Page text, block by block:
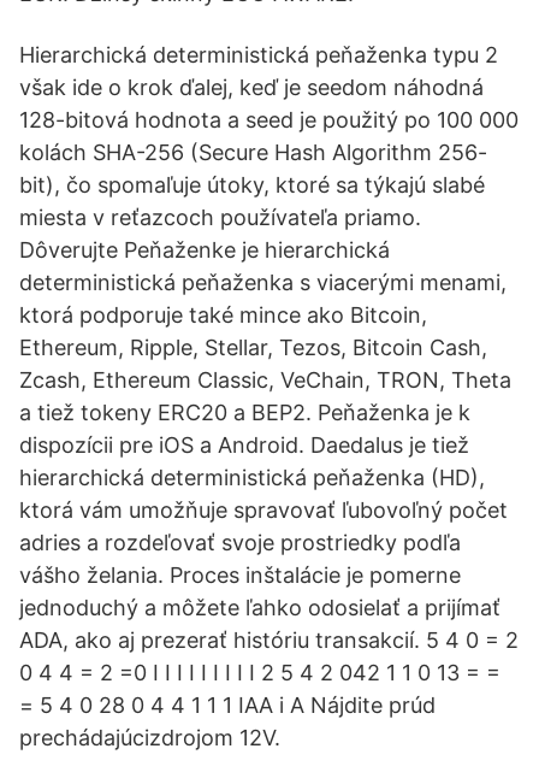
Hierarchická deterministická peňaženka typu 2
však ide o krok ďalej, keď je seedom náhodná
128-bitová hodnota a seed je použitý po 100 000
kolách SHA-256 (Secure Hash Algorithm 256-
bit), čo spomaľuje útoky, ktoré sa týkajú slabé
miesta v reťazcoch používateľa priamo.
Dôverujte Peňaženke je hierarchická
deterministická peňaženka s viacerými menami,
ktorá podporuje také mince ako Bitcoin,
Ethereum, Ripple, Stellar, Tezos, Bitcoin Cash,
Zcash, Ethereum Classic, VeChain, TRON, Theta
a tiež tokeny ERC20 a BEP2. Peňaženka je k
dispozícii pre iOS a Android. Daedalus je tiež
hierarchická deterministická peňaženka (HD),
ktorá vám umožňuje spravovať ľubovoľný počet
adries a rozdeľovať svoje prostriedky podľa
vášho želania. Proces inštalácie je pomerne
jednoduchý a môžete ľahko odosielať a prijímať
ADA, ako aj prezerať históriu transakcií. 5 4 0 = 2
0 4 4 = 2 =0 I I I I I I I I I 2 5 4 2 042 1 1 0 13 = =
= 5 4 0 28 0 4 4 1 1 1 IAA i A Nájdite prúd
prechádajúcizdrojom 12V.